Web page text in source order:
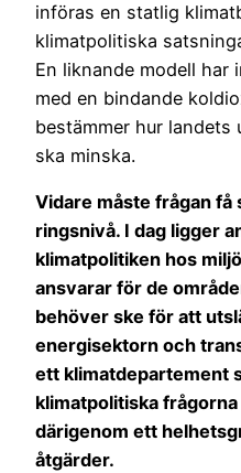
införas en statlig
klimatpolitiska
En liknande modell
med en bindande
bestämmer hur landets
ska minska.
Vidare måste frågan
ringsnivå. I dag ligger
klimatpolitiken hos
ansvarar för de
behöver ske för att
energisektorn och
ett klimatdepartement
klimatpolitiska
därigenom ett
åtgärder.